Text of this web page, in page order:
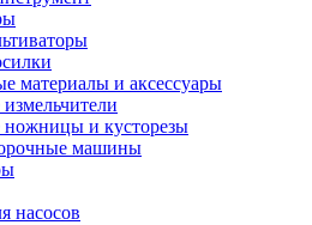
материалы и аксессуары
и кусторезы
машины
насосов